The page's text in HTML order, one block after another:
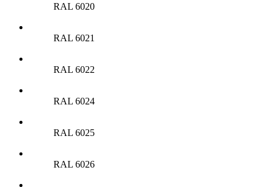
RAL 6020
RAL 6021
RAL 6022
RAL 6024
RAL 6025
RAL 6026